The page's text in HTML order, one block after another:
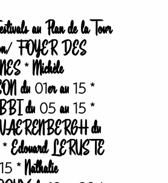
au Plan de la Tour
FOYER DES
* Michèle
du 01er au 15 *
du 05 au 15 *
du
Edouard LERUSTE
* Nathalie